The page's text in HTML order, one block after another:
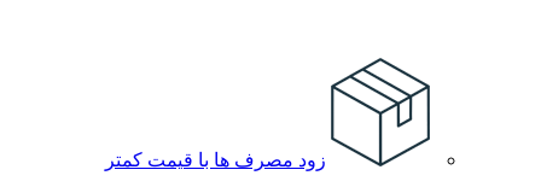
زود مصرف ها با قیمت کمتر